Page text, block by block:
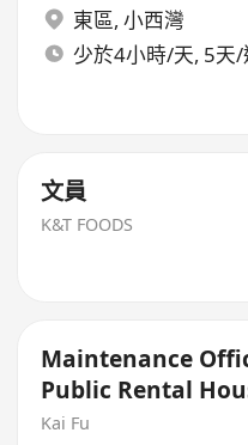
東區, 小西灣
少於4小時/天, 5天/
⽂員
K&T FOODS
Maintenance
Public Rental
Kai Fu